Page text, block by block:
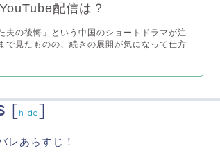
配信は？
夫の後悔」という中国のショートドラマが注
で見たものの、続きの展開が気になって仕方
[hide]
レあらすじ！